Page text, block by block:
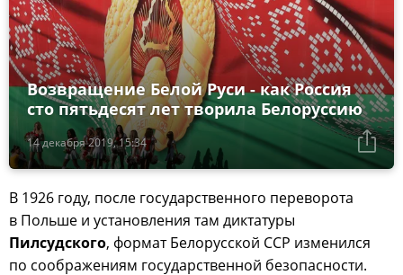
14 декабря 2019, 15:34
Возвращение Белой Руси - как Россия
сто пятьдесят лет творила Белоруссию
В 1926 году, после государственного переворота
в Польше и установления там диктатуры
Пилсудского, формат Белорусской ССР изменился
по соображениям государственной безопасности.